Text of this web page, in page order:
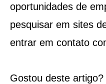
oportunidades de
pesquisar em sites
entrar em contato
Gostou deste